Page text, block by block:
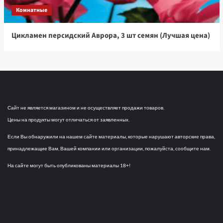
Комнатные
Цикламен персидский Аврора, 3 шт семян (Лучшая цена)
Сайт не является магазином и не осуществляет продажи товаров.
Цены на продукты могут отличаться от заявленных.
Если Вы обнаружили на нашем сайте материалы, которые нарушают авторские права,
принадлежащие Вам, Вашей компании или организации, пожалуйста, сообщите нам.
На сайте могут быть опубликованы материалы 18+!